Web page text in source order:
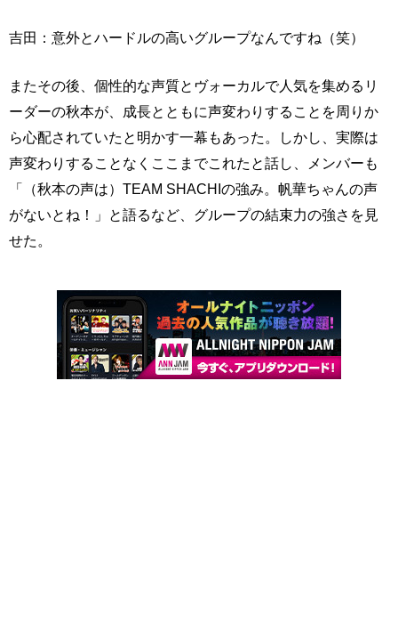
吉田：意外とハードルの高いグループなんですね（笑）
またその後、個性的な声質とヴォーカルで人気を集めるリ
ーダーの秋本が、成長とともに声変わりすることを周りか
ら心配されていたと明かす一幕もあった。しかし、実際は
声変わりすることなくここまでこれたと話し、メンバーも
「（秋本の声は）TEAM SHACHIの強み。帆華ちゃんの声
がないとね！」と語るなど、グループの結束力の強さを見
せた。